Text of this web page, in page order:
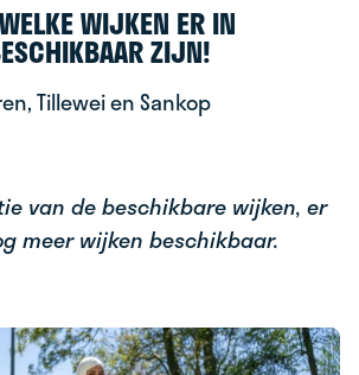
WIJKEN ER IN
ZIJN!
Tillewei en Sankop
van de beschikbare wijken, er
meer wijken beschikbaar.